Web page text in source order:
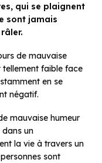
qui se plaignent
sont jamais
de mauvaise
tellement faible face
en se
négatif.
mauvaise humeur
un
la vie à travers un
sont